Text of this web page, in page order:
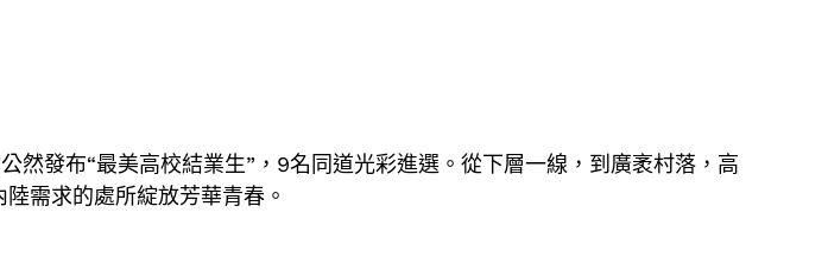
然發布“最美高校結業生”，9名同道光彩進選。從下層一線，到廣袤村落，高
需求的處所綻放芳華青春。